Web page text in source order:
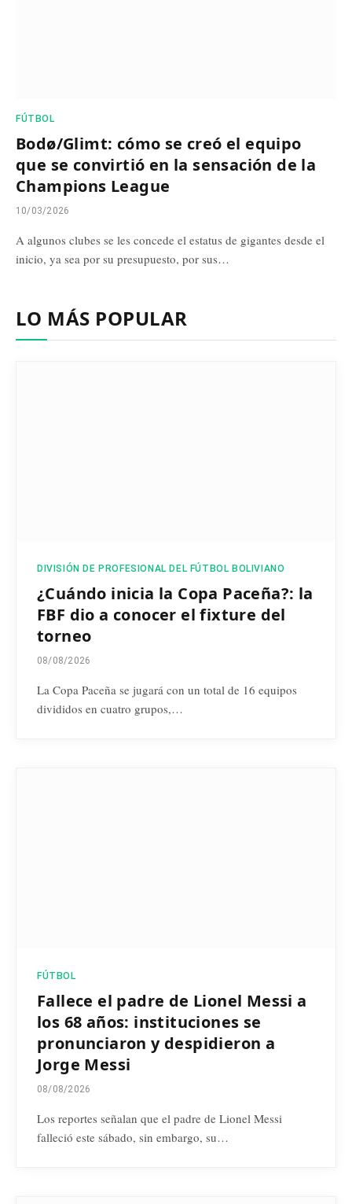
FÚTBOL
Bodø/Glimt: cómo se creó el equipo
que se convirtió en la sensación de la
Champions League
10/03/2026
A algunos clubes se les concede el estatus de gigantes desde el
inicio, ya sea por su presupuesto, por sus…
LO MÁS POPULAR
DIVISIÓN DE PROFESIONAL DEL FÚTBOL BOLIVIANO
¿Cuándo inicia la Copa Paceña?: la
FBF dio a conocer el fixture del
torneo
08/08/2026
La Copa Paceña se jugará con un total de 16 equipos
divididos en cuatro grupos,…
FÚTBOL
Fallece el padre de Lionel Messi a
los 68 años: instituciones se
pronunciaron y despidieron a
Jorge Messi
08/08/2026
Los reportes señalan que el padre de Lionel Messi
falleció este sábado, sin embargo, su…